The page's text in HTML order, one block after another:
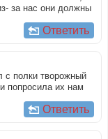
за нас они должны
Ответить
с полки творожный
попросила их нам
Ответить